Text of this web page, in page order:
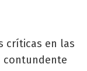
críticas en las
contundente